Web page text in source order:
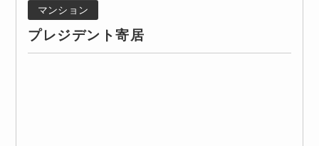
マンション
プレジデント寄居